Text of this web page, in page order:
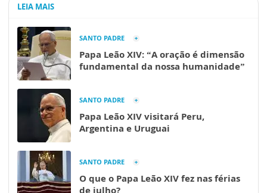
LEIA MAIS
SANTO PADRE
Papa Leão XIV: “A oração é dimensão
fundamental da nossa humanidade”
SANTO PADRE
Papa Leão XIV visitará Peru,
Argentina e Uruguai
SANTO PADRE
O que o Papa Leão XIV fez nas férias
de julho?